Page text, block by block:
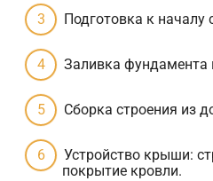
Подготовка к началу
Заливка фундамента
Сборка строения из
Устройство крыши:
покрытие кровли.